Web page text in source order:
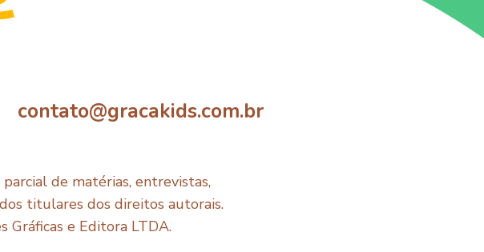
de matérias, entrevistas,
titulares dos direitos autorais.
Gráficas e Editora LTDA.